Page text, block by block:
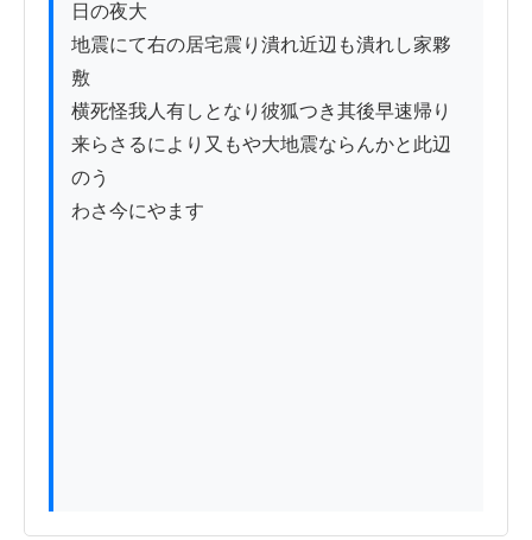
日の夜大
地震にて右の居宅震り潰れ近辺も潰れし家夥
敷
横死怪我人有しとなり彼狐つき其後早速帰り
来らさるにより又もや大地震ならんかと此辺
のう
わさ今にやます